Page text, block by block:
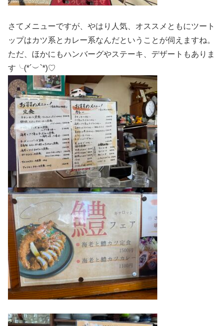
さてメニューですが、やはり人気、オススメともにツート
ップはカツ系とカレー系なんだということが伺えますね。
ただ、ほかにもハンバーグやステーキ、デザートもありま
す╰(*´︶`*)♡